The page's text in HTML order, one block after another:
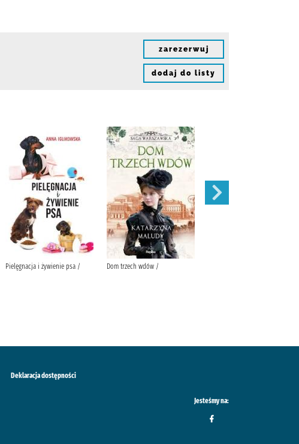
zarezerwuj
dodaj do listy
Pielęgnacja i żywienie psa / Dom trzech wdów /
Deklaracja dostępności
Jesteśmy na: